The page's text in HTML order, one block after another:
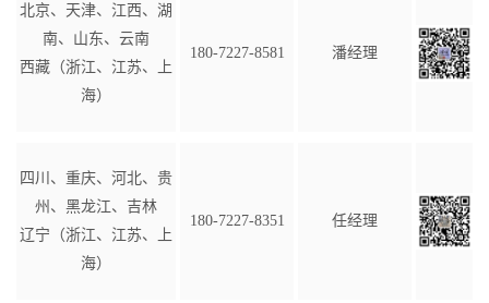
北京、天津、江西、湖
南、山东、云南
西藏（浙江、江苏、上
海）
180-7227-8581 潘经理
四川、重庆、河北、贵
州、黑龙江、吉林
辽宁（浙江、江苏、上
海）
180-7227-8351 任经理